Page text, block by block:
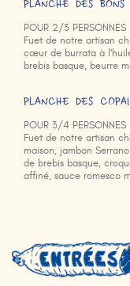
PLANCHE DES
POUR 2/3 PERSONNES
Fuet de notre artisan
cœur de burrata à
brebis basque, beurre
PLANCHE DES
POUR 3/4 PERSONNES
Fuet de notre artisan
maison, jambon
de brebis basque,
affiné, sauce romesco